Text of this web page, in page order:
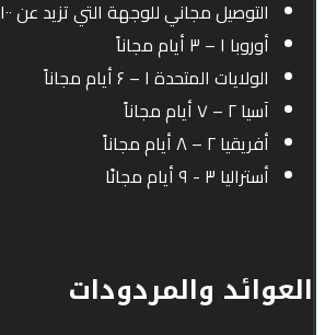
التوصيل مجاني للوجهة التي تزيد عن ۱۰۰ درهم
أوروبا ۱ – ۳ أيام مجاناً
الولايات المتحدة ۱ – ۶ أيام مجاناً
آسيا ۲ – ۷ أيام مجاناً
أفريقيا ۲ – ۸ أيام مجاناً
أستراليا ۳ - ۹ أيام مجانًا
العوائد والمردودات